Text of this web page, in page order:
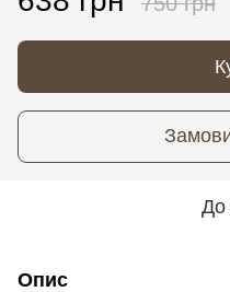
До
Опис